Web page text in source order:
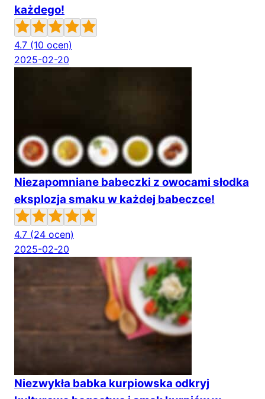
każdego!
4.7 (10 ocen)
2025-02-20
Niezapomniane babeczki z owocami słodka
eksplozja smaku w każdej babeczce!
4.7 (24 ocen)
2025-02-20
Niezwykła babka kurpiowska odkryj